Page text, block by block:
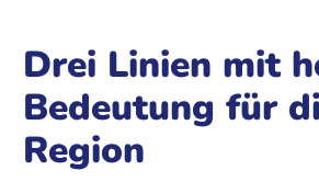
Drei Linien mit
Bedeutung für
Region